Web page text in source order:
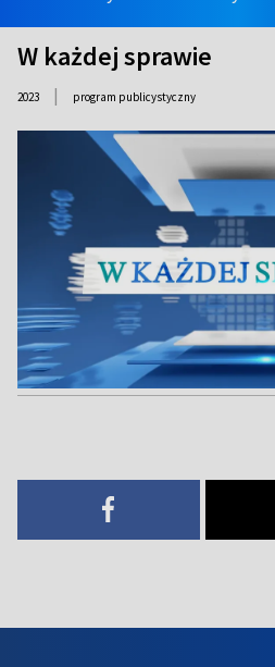
W każdej sprawie
2023 | program publicystyczny